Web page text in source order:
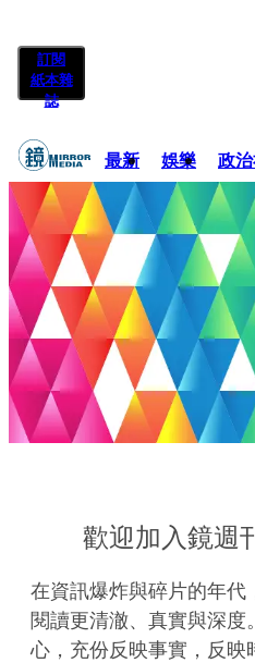
訂閱
紙本雜
誌
最新 娛樂 政
歡迎加入鏡週
在資訊爆炸與碎片的年
閱讀更清澈、真實與深度
心，充份反映事實，反